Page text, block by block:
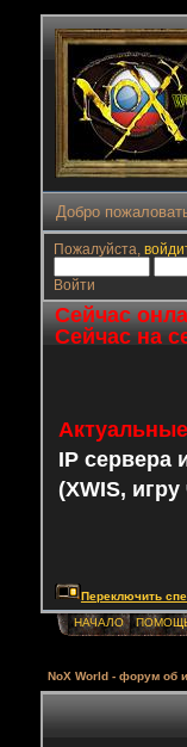
Добро
Пожалуйста,
Войти
Сейчас
Сейчас на
IP сервера
(XWIS,
Переключить
НАЧАЛО
NoX World - форум об